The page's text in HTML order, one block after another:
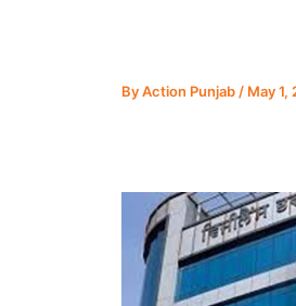
ByAction Punjab / May 1,